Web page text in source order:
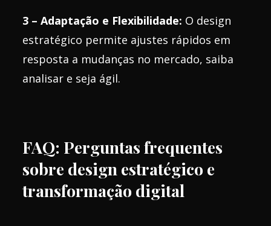
3 – Adaptação e Flexibilidade: O design
estratégico permite ajustes rápidos em
resposta a mudanças no mercado, saiba
analisar e seja ágil.
FAQ: Perguntas frequentes
sobre design estratégico e
transformação digital